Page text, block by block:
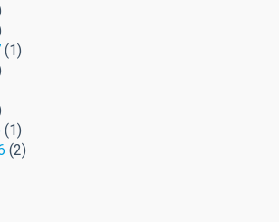
(1)
(1)
(2)